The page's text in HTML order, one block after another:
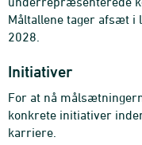
Måltallene tager afsæt
2028.
Initiativer
For at nå
konkrete initiativer
karriere.